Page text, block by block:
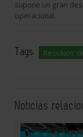
supone un gran
operacional.
Tags: Residuos
Noticias